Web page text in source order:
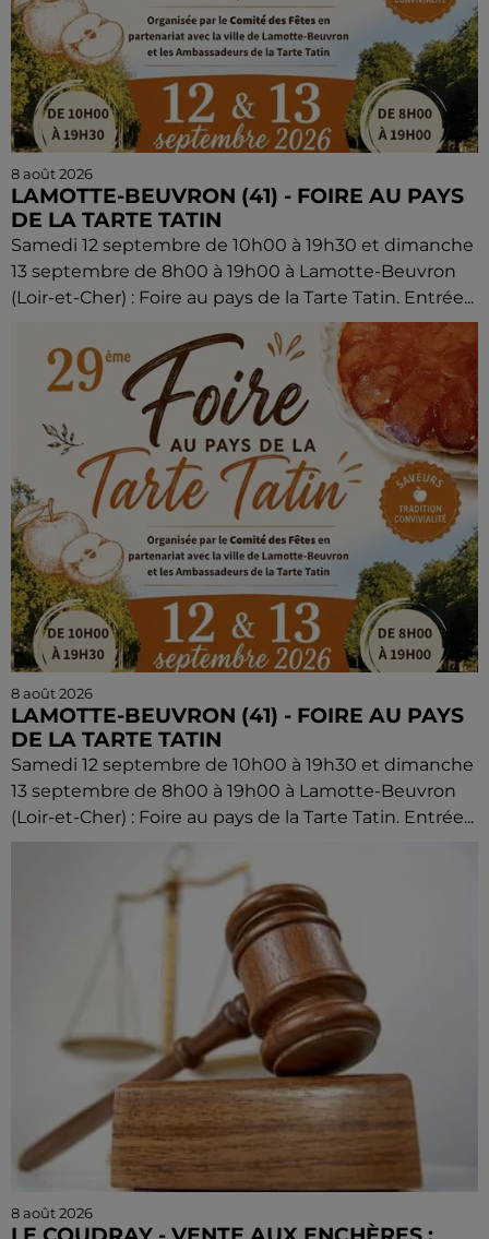
8 août 2026
LAMOTTE-BEUVRON (41) - FOIRE AU PAYS
DE LA TARTE TATIN
Samedi 12 septembre de 10h00 à 19h30 et dimanche
13 septembre de 8h00 à 19h00 à Lamotte-Beuvron
(Loir-et-Cher) : Foire au pays de la Tarte Tatin. Entrée...
8 août 2026
LAMOTTE-BEUVRON (41) - FOIRE AU PAYS
DE LA TARTE TATIN
Samedi 12 septembre de 10h00 à 19h30 et dimanche
13 septembre de 8h00 à 19h00 à Lamotte-Beuvron
(Loir-et-Cher) : Foire au pays de la Tarte Tatin. Entrée...
8 août 2026